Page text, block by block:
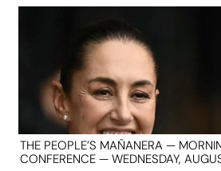
THE PEOPLE’S MAÑANERA —
CONFERENCE — WEDNESDAY,